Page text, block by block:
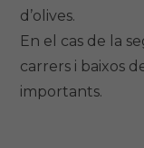
d’olives.
En el cas de la
carrers i baixos
importants.